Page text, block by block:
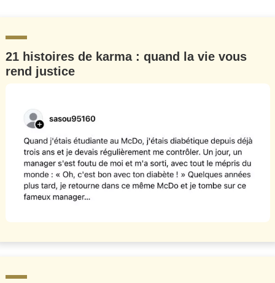
21 histoires de karma : quand la vie vous
rend justice